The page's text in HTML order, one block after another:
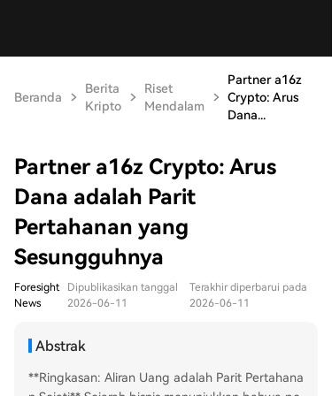
Beranda
Berita
Kripto
Riset
Mendalam
Partner a16z
Crypto: Arus
Dana...
Partner a16z Crypto: Arus
Dana adalah Parit
Pertahanan yang
Sesungguhnya
Foresight
News
Dipublikasikan tanggal
2026-06-11
Terakhir diperbarui pada
2026-06-11
Abstrak
**Ringkasan: Aliran Uang adalah Parit Pertahana